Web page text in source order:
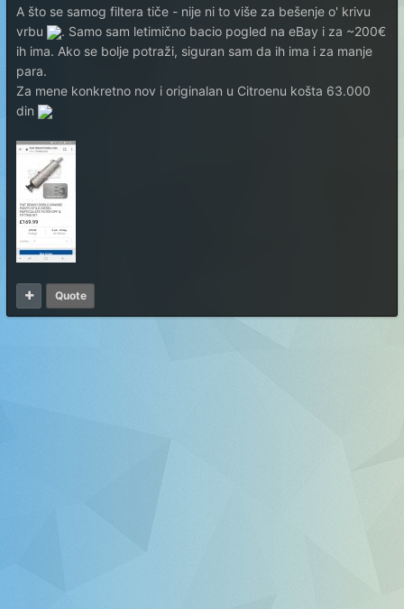
A što se samog filtera tiče - nije ni to više za bešenje o' krivu
vrbu
. Samo sam letimično bacio pogled na eBay i za ~200€
ih ima. Ako se bolje potraži, siguran sam da ih ima i za manje
para.
Za mene konkretno nov i originalan u Citroenu košta 63.000
din
Quote